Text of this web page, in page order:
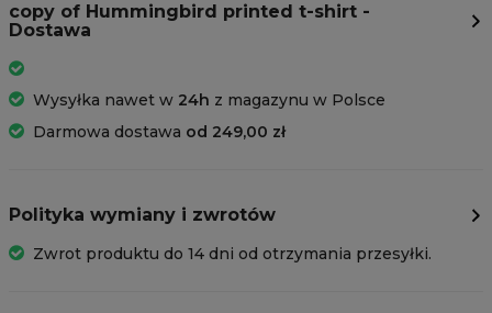
copy of Hummingbird printed t-shirt -
Dostawa
Wysyłka nawet w 24h z magazynu w Polsce
Darmowa dostawa od 249,00 zł
Polityka wymiany i zwrotów
Zwrot produktu do 14 dni od otrzymania przesyłki.